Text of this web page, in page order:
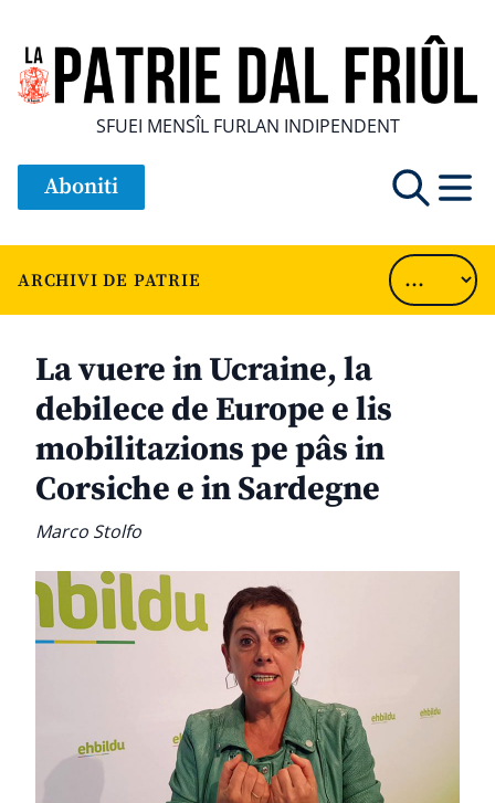
SFUEI MENSÎL FURLAN INDIPENDENT
Aboniti
ARCHIVI DE PATRIE
La vuere in Ucraine, la
debilece de Europe e lis
mobilitazions pe pâs in
Corsiche e in Sardegne
Marco Stolfo